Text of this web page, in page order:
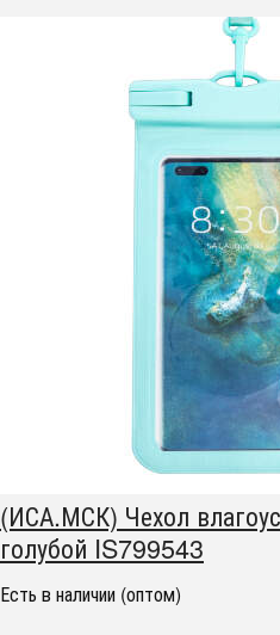
(ИСА.МСК) Чехол
голубой IS799543
Есть в наличии (оптом)